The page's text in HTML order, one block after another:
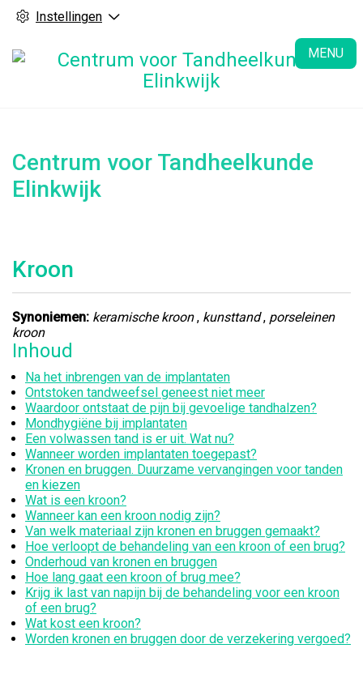
Instellingen
MENU
Centrum voor Tandheelkunde
Elinkwijk
Kroon
Synoniemen: keramische kroon, kunsttand, porseleinen
kroon
Inhoud
Na het inbrengen van de implantaten
Ontstoken tandweefsel geneest niet meer
Waardoor ontstaat de pijn bij gevoelige tandhalzen?
Mondhygiëne bij implantaten
Een volwassen tand is er uit. Wat nu?
Wanneer worden implantaten toegepast?
Kronen en bruggen. Duurzame vervangingen voor tanden
en kiezen
Wat is een kroon?
Wanneer kan een kroon nodig zijn?
Van welk materiaal zijn kronen en bruggen gemaakt?
Hoe verloopt de behandeling van een kroon of een brug?
Onderhoud van kronen en bruggen
Hoe lang gaat een kroon of brug mee?
Krijg ik last van napijn bij de behandeling voor een kroon
of een brug?
Wat kost een kroon?
Worden kronen en bruggen door de verzekering vergoed?